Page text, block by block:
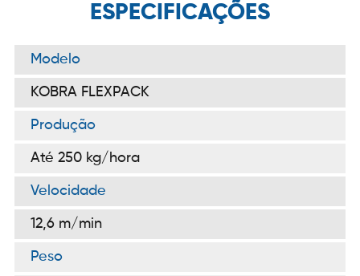
ESPECIFICAÇÕES
Modelo
KOBRA FLEXPACK
Produção
Até 250 kg/hora
Velocidade
12,6 m/min
Peso